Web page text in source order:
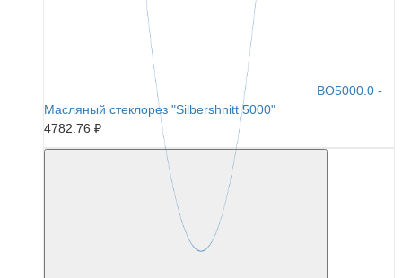
BO5000.0 -
Масляный стеклорез "Silbershnitt 5000"
4782.76 ₽